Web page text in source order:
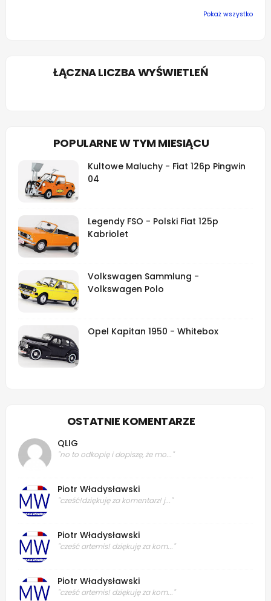
Pokaż wszystko
ŁĄCZNA LICZBA WYŚWIETLEŃ
POPULARNE W TYM MIESIĄCU
Kultowe Maluchy - Fiat 126p Pingwin
04
Legendy FSO - Polski Fiat 125p
Kabriolet
Volkswagen Sammlung -
Volkswagen Polo
Opel Kapitan 1950 - Whitebox
OSTATNIE KOMENTARZE
QLIG
"no to odkopię i dopiszę, że mo..."
Piotr Władysławski
"cześć!dziękuję za komentarz! j..."
Piotr Władysławski
"cześć artemis! dziękuję za kom..."
Piotr Władysławski
"cześć artemis! dziękuję za kom..."